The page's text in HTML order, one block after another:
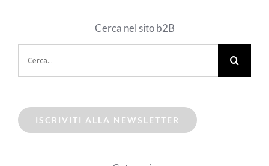
Cerca nel sito b2B
per:
ISCRIVITI ALLA NEWSLETTER